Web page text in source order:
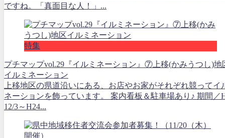
ですね。「真面目な人！」...
特集
プチマップvol.29『イルミネーション』⑦上移(かみうつし)地
イルミネーション
上移地区の県道沿いにある、お店やお家がそれぞれ競ってイ
ネーションを飾っています。 案内看板＆駐車場あり♪ 期間／
12/3～H24...